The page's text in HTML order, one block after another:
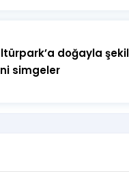
doğayla
simgeler